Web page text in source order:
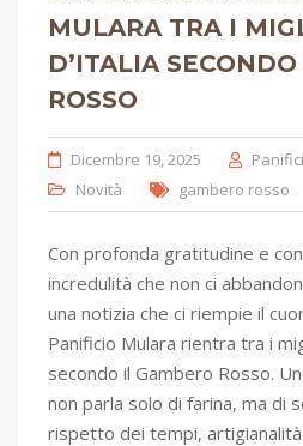
MULARA TRA I
D’ITALIA
ROSSO
Dicembre 19, 2025
Novità
gambero rosso
Con profonda gratitudine e
incredulità che non ci
una notizia che ci riempie il
Panificio Mulara rientra tra i
secondo il Gambero Rosso.
non parla solo di farina, ma di
rispetto dei tempi,